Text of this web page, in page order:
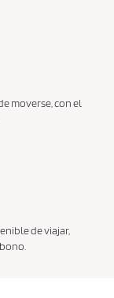
moverse, con el
de viajar,